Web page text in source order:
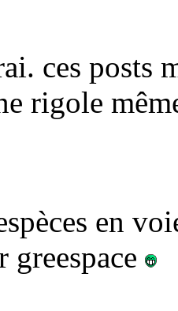
ces posts
rigole
en
greespace